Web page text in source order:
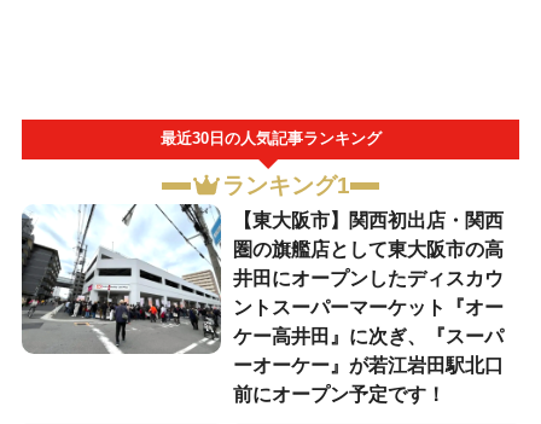
最近30日の人気記事ランキング
ランキング1
【東大阪市】関西初出店・関西
圏の旗艦店として東大阪市の高
井田にオープンしたディスカウ
ントスーパーマーケット『オー
ケー高井田』に次ぎ、『スーパ
ーオーケー』が若江岩田駅北口
前にオープン予定です！